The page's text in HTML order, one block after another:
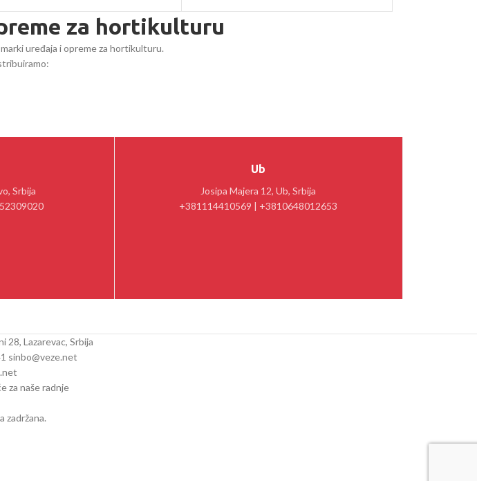
za hortikulturu
uređaja i opreme za hortikulturu.
Srbija
Ub
Josipa Majera 12, Ub, Srbija
+381114410569 | +3810648012653
28, Lazarevac, Srbija
sinbo@veze.net
za naše radnje
zadržana.